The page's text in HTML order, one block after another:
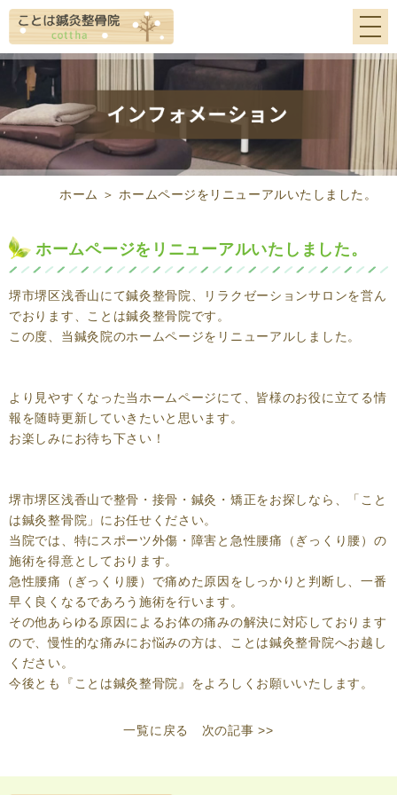
ホーム ＞ ホームページをリニューアルいたしました。
ホームページをリニューアルいたしました。
堺市堺区浅香山にて鍼灸整骨院、リラクゼーションサロンを営ん
でおります、ことは鍼灸整骨院です。
この度、当鍼灸院のホームページをリニューアルしました。
より見やすくなった当ホームページにて、皆様のお役に立てる情
報を随時更新していきたいと思います。
お楽しみにお待ち下さい！
堺市堺区浅香山で整骨・接骨・鍼灸・矯正をお探しなら、「こと
は鍼灸整骨院」にお任せください。
当院では、特にスポーツ外傷・障害と急性腰痛（ぎっくり腰）の
施術を得意としております。
急性腰痛（ぎっくり腰）で痛めた原因をしっかりと判断し、一番
早く良くなるであろう施術を行います。
その他あらゆる原因によるお体の痛みの解決に対応しております
ので、慢性的な痛みにお悩みの方は、ことは鍼灸整骨院へお越し
ください。
今後とも『ことは鍼灸整骨院』をよろしくお願いいたします。
一覧に戻る 次の記事 >>